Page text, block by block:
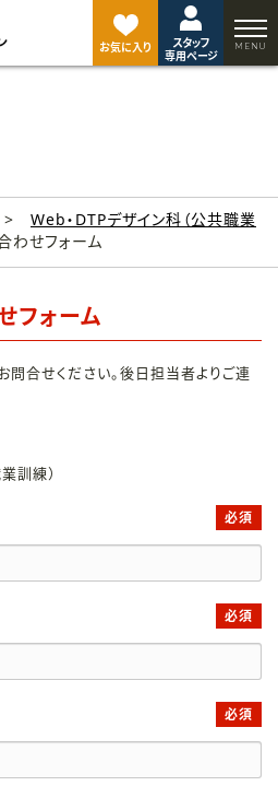
お気に入り
スタッフ
専用ページ
Web・DTPデザイン科（公共職業
わせフォーム
フォーム
合せください。後日担当者よりご連
訓練）
必須
必須
必須